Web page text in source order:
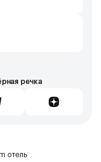
речка
отель